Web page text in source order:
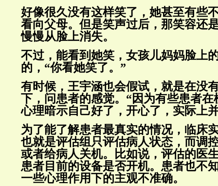
好像很久没有这样笑了，她甚至有些
看向父母。但是笑声过后，那笑容还
慢慢从脸上消失。
不过，能看到她笑，女孩儿妈妈脸上
的，“你看她笑了。”
有时候，王宇涵也会假试，就是在没
下，问患者的感觉。“因为有些患者
心理暗示自己好了，开心了，实际上
为了能了解患者最真实的情况，临床
也就是评估组只评估病人状态，而调
或者给病人关机。比如说，评估的医
患者目前的设备是否开机。患者也不
一些心理作用下的主观不准确。